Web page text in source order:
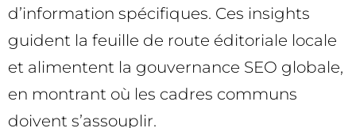
d’information spécifiques. Ces insights
guident la feuille de route éditoriale locale
et alimentent la gouvernance SEO globale,
en montrant où les cadres communs
doivent s’assouplir.